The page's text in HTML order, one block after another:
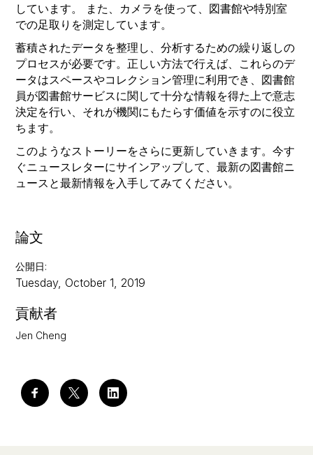
論文
公開日:
Tuesday, October 1, 2019
貢献者
Jen Cheng
しています。 また、カメラを使って、図書館や特別室
での足取りを測定しています。
蓄積されたデータを整理し、分析するための繰り返しの
プロセスが必要です。正しい方法で行えば、これらのデ
ータはスペースやコレクション管理に利用でき、図書館
員が図書館サービスに関して十分な情報を得た上で意志
決定を行い、それが機関にもたらす価値を示すのに役立
ちます。
このようなストーリーをさらに更新していきます。今す
ぐニュースレターにサインアップして、最新の図書館ニ
ュースと最新情報を入手してみてください。